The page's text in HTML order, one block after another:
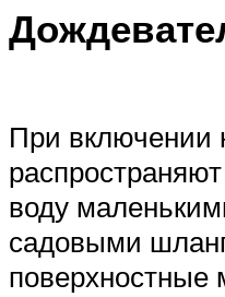
При включении
воду
садовыми